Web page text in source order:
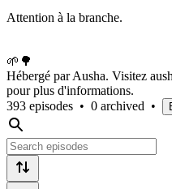
Attention à la branche.
🌱🌳
Hébergé par Ausha. Visitez
pour plus d'informations.
393 episodes • 0 archived •